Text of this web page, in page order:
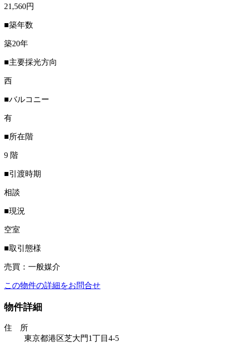
21,560円
■築年数
築20年
■主要採光方向
西
■バルコニー
有
■所在階
9 階
■引渡時期
相談
■現況
空室
■取引態様
売買：一般媒介
この物件の詳細をお問合せ
物件詳細
住 所
東京都港区芝大門1丁目4-5